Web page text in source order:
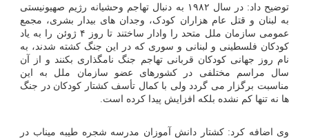
توضیح داد: در سال ۱۹۸۲ به دنبال تهاجم وحشیانه رژیم صهیونیستی
به لبنان و قتل عام هزاران کودک، وجدان های بیدار بشری، مجمع
عمومی سازمان ملل متحد را وادار ساختند تا روز ۴ ژوئن را به یاد
کودکان فلسطینی و لبنانی و سوری که در این جنگ کشته شدند، به
نام روز جهانی کودکان قربانی تهاجم جنگ نامگذاری بکنند و از آن
سال مراسم مختلفی در کشورهای عضو سازمان ملل به این
مناسبت برگزار می گردد ولی با کمال تأسف کشتار کودکان در جنگ
ها نه تنها کم نشده بلکه افزایش پیدا کرده است.
وی اضافه کرد: کشتار دانش آموزان مدرسه شجره طیبه میناب در